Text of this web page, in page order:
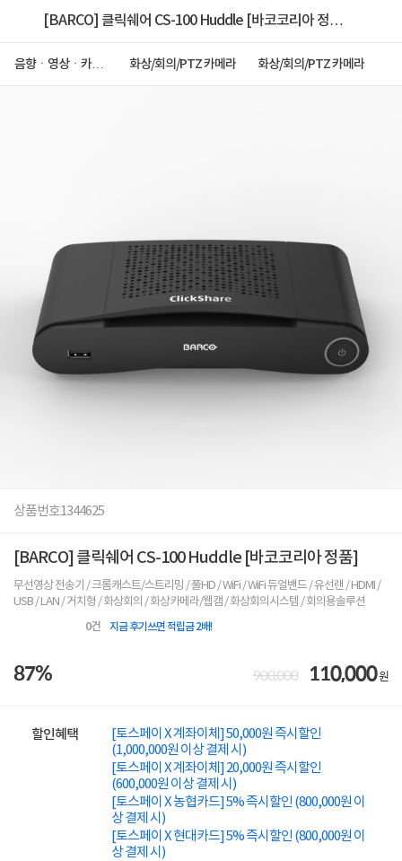
[BARCO] 클릭쉐어 CS-100 Huddle [바코코리아 정
음향ㆍ영상ㆍ카메
화상/회의/PTZ 카메라 화상/회의/PTZ 카메라
상품번호1344625
[BARCO] 클릭쉐어 CS-100 Huddle [바코코리아 정품]
무선영상 전송기 / 크롬캐스트/스트리밍 / 풀HD / WiFi / WiFi 듀얼밴드 / 유선랜 / HDMI /
USB / LAN / 거치형 / 화상회의 / 화상카메라/웹캠 / 화상회의시스템 / 회의용솔루션
0건 지금 후기쓰면 적립금 2배!
87% 900,000 110,000원
할인혜택
[토스페이 X 계좌이체] 50,000원 즉시할인
(1,000,000원 이상 결제 시)
[토스페이 X 계좌이체] 20,000원 즉시할인
(600,000원 이상 결제 시)
[토스페이 X 농협카드] 5% 즉시할인 (800,000원 이
상 결제 시)
[토스페이 X 현대카드] 5% 즉시할인 (800,000원 이
상 결제 시)